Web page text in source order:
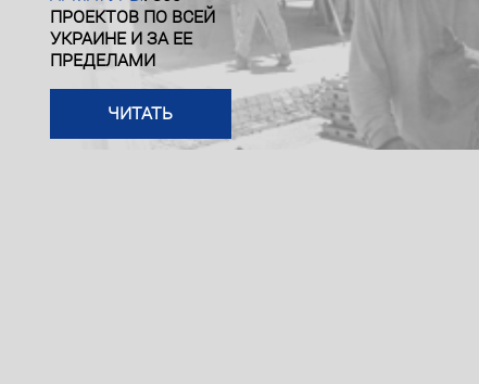
ПРОЕКТОВ ПО ВСЕЙ
УКРАИНЕ И ЗА ЕЕ
ПРЕДЕЛАМИ
ЧИТАТЬ